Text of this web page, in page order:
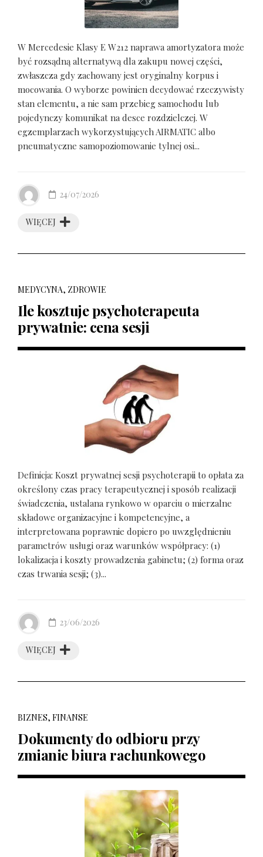
W Mercedesie Klasy E W212 naprawa amortyzatora może
być rozsądną alternatywą dla zakupu nowej części,
zwłaszcza gdy zachowany jest oryginalny korpus i
mocowania. O wyborze powinien decydować rzeczywisty
stan elementu, a nie sam przebieg samochodu lub
pojedynczy komunikat na desce rozdzielczej. W
egzemplarzach wykorzystujących AIRMATIC albo
pneumatyczne samopoziomowanie tylnej osi...
WIĘCEJ
24/07/2026
MEDYCYNA, ZDROWIE
Ile kosztuje psychoterapeuta
prywatnie: cena sesji
Definicja: Koszt prywatnej sesji psychoterapii to opłata za
określony czas pracy terapeutycznej i sposób realizacji
świadczenia, ustalana rynkowo w oparciu o mierzalne
składowe organizacyjne i kompetencyjne, a
interpretowana poprawnie dopiero po uwzględnieniu
parametrów usługi oraz warunków współpracy: (1)
lokalizacja i koszty prowadzenia gabinetu; (2) forma oraz
czas trwania sesji; (3)...
WIĘCEJ
23/06/2026
BIZNES, FINANSE
Dokumenty do odbioru przy
zmianie biura rachunkowego